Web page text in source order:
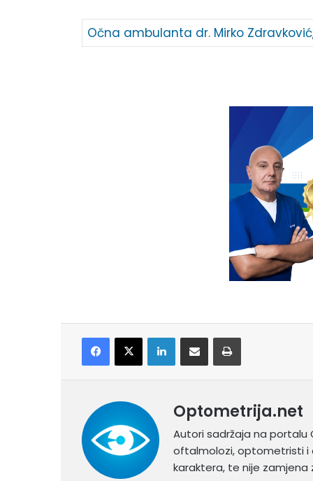
Očna ambulanta dr. Mirko Zdravković
X LinkedIn
Optometrija.net
Autori sadržaja na portalu
oftalmolozi, optometristi i
karaktera, te nije zamjena